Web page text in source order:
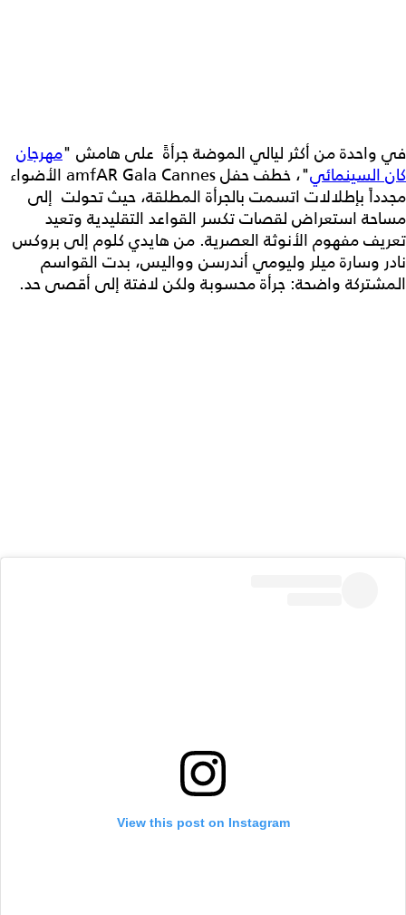
في واحدة من أكثر ليالي الموضة جرأةً على هامش "مهرجان
كان السينمائي
"، خطف حفل amfAR Gala Cannes الأضواء
مجدداً بإطلالات اتسمت بالجرأة المطلقة، حيث تحولت إلى
مساحة استعراض لقصات تكسر القواعد التقليدية وتعيد
تعريف مفهوم الأنوثة العصرية. من هايدي كلوم إلى بروكس
نادر وسارة ميلر وليومي أندرسن وواليس، بدت القواسم
المشتركة واضحة: جرأة محسوبة ولكن لافتة إلى أقصى حد.
View this post on Instagram